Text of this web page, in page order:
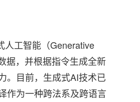
人工智能（Generative
据，并根据指令生成全新
。目前，生成式AI技术已
作为一种跨法系及跨语言